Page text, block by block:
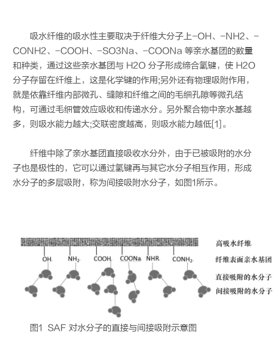
吸水纤维的吸水性主要取决于纤维大分子上-OH、-NH2、-
CONH2、-COOH、-SO3Na、-COONa 等亲水基团的数量
和种类，通过这些亲水基团与 H2O 分子形成缔合氢键，使 H2O
分子存留在纤维上，这是化学键的作用;另外还有物理吸附作用，
就是依靠纤维内部微孔、缝隙和纤维之间的毛细孔隙等微孔结
构，可通过毛细管效应吸收和传递水分。另外聚合物中亲水基越
多，则吸水能力越大;交联密度越高，则吸水能力越低[1]。
纤维中除了亲水基团直接吸收水分外，由于已被吸附的水分
子也是极性的，它可以通过氢键再与其它水分子相互作用，形成
水分子的多层吸附，称为间接吸附水分子，如图1所示。
图1 SAF 对水分子的直接与间接吸附示意图